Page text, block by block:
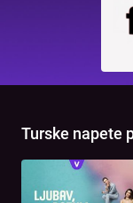
Turske napete